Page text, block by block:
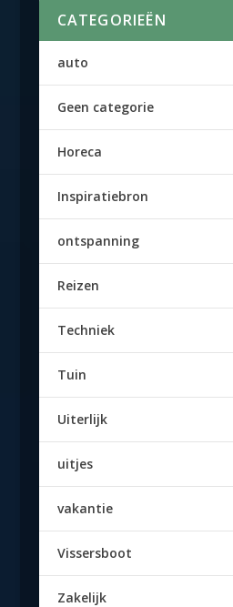
CATEGORIEËN
auto
Geen categorie
Horeca
Inspiratiebron
ontspanning
Reizen
Techniek
Tuin
Uiterlijk
uitjes
vakantie
Vissersboot
Zakelijk